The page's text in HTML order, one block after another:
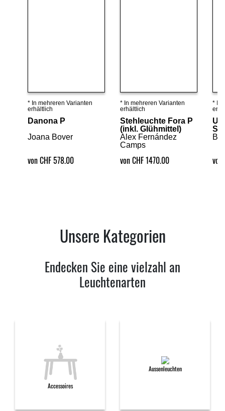
Details ansehen
* In mehreren Varianten
erhältlich
Danona P
Joana Bover
von CHF 578.00
Details ansehen
* In mehreren Varianten
erhältlich
Stehleuchte Fora P
(inkl. Glühmittel)
Alex Fernández
Camps
von CHF 1470.00
* In
Unsere Kategorien
Endecken Sie eine vielzahl an
Leuchtenarten
Accessoires
Aussenleuchten